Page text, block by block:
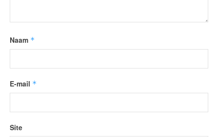
Naam *
E-mail *
Site